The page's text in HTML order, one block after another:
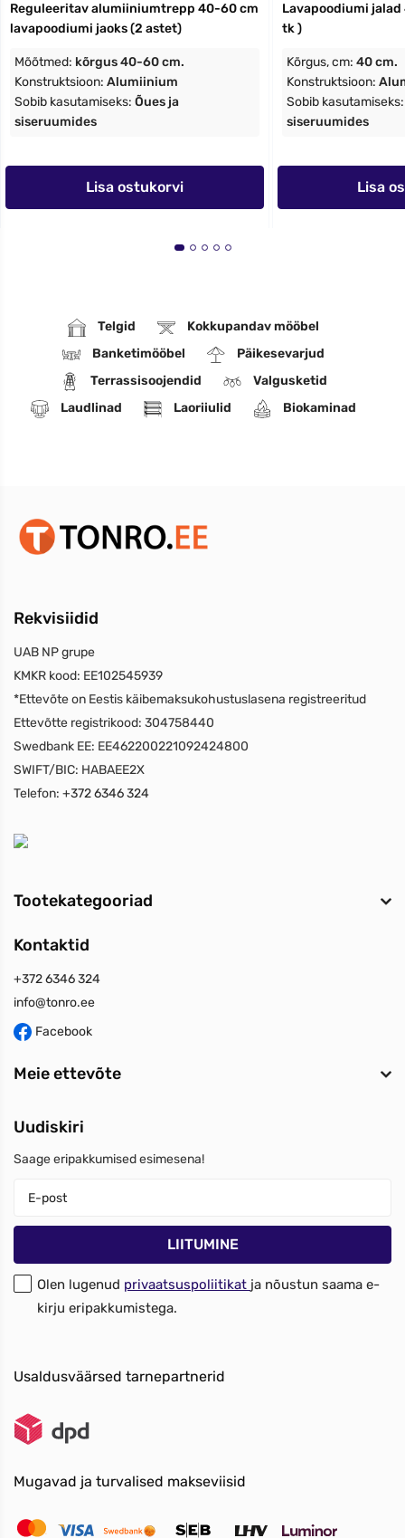
Reguleeritav alumiiniumtrepp 40-60 cm
lavapoodiumi jaoks (2 astet)
Mõõtmed: kõrgus 40-60 cm.
Konstruktsioon: Alumiinium
Sobib kasutamiseks: Õues ja
siseruumides
Lisa ostukorvi
Lavapoodiumi
tk )
Kõrgus, cm: 40 cm.
Konstruktsioon:
Sobib
siseruumides
Lisa
Telgid
Kokkupandav mööbel
Banketimööbel
Päikesevarjud
Terrassisoojendid
Valgusketid
Laudlinad
Laoriiulid Biokaminad
Rekvisiidid
UAB NP grupe
KMKR kood: EE102545939
*Ettevõte on Eestis käibemaksukohustuslasena registreeritud
Ettevõtte registrikood: 304758440
Swedbank EE: EE462200221092424800
SWIFT/BIC: HABAEE2X
Telefon: +372 6346 324
Tootekategooriad
Kontaktid
+372 6346 324
info@tonro.ee
Facebook
Meie ettevõte
Uudiskiri
Saage eripakkumised esimesena!
Olen lugenud privaatsuspoliitikat ja nõustun saama e-
kirju eripakkumistega.
Usaldusväärsed tarnepartnerid
Mugavad ja turvalised makseviisid